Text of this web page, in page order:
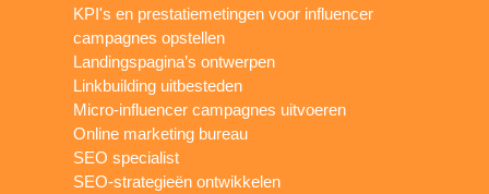
KPI's en prestatiemetingen voor influencer
campagnes opstellen
Landingspagina’s ontwerpen
Linkbuilding uitbesteden
Micro-influencer campagnes uitvoeren
Online marketing bureau
SEO specialist
SEO-strategieën ontwikkelen